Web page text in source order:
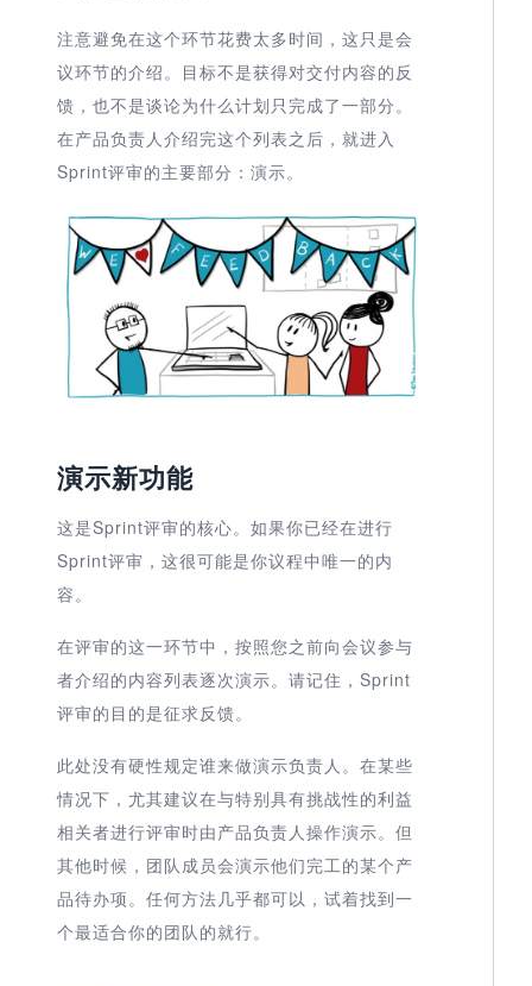
注意避免在这个环节花费太多时间，这只是会
议环节的介绍。目标不是获得对交付内容的反
馈，也不是谈论为什么计划只完成了一部分。
在产品负责人介绍完这个列表之后，就进入
Sprint评审的主要部分：演示。
演示新功能
这是Sprint评审的核心。如果你已经在进行
Sprint评审，这很可能是你议程中唯一的内
容。
在评审的这一环节中，按照您之前向会议参与
者介绍的内容列表逐次演示。请记住，Sprint
评审的目的是征求反馈。
此处没有硬性规定谁来做演示负责人。在某些
情况下，尤其建议在与特别具有挑战性的利益
相关者进行评审时由产品负责人操作演示。但
其他时候，团队成员会演示他们完工的某个产
品待办项。任何方法几乎都可以，试着找到一
个最适合你的团队的就行。